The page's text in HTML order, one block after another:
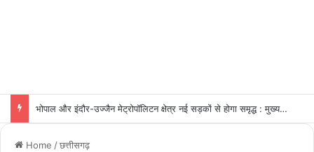
भोपाल और इंदौर-उज्जैन मेट्रोपॉलिटन क्षेत्र नई सड़कों से होगा समृद्ध : मुख्यमंत्री डॉ.यादव
Home /छत्तीसगढ़